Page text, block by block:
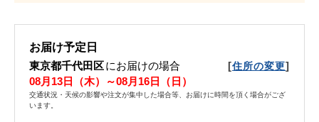
お届け予定日
東京都千代田区にお届けの場合 [住所の変更]
08月13日（木）～08月16日（日）
交通状況・天候の影響や注文が集中した場合等、お届けに時間を頂く場合がござ
います。